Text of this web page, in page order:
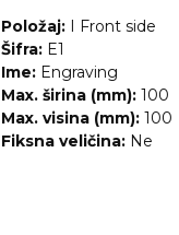
Položaj: I Front side
Šifra: E1
Ime: Engraving
Max. širina (mm): 100
Max. visina (mm): 100
Fiksna veličina: Ne